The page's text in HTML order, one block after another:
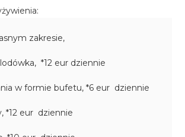
zakresie,
*12 eur dziennie
w formie bufetu, *6 eur dziennie
*12 eur dziennie